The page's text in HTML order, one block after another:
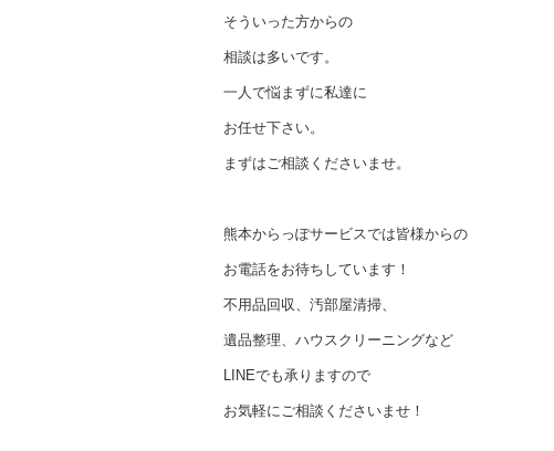
そういった方からの
相談は多いです。
一人で悩まずに私達に
お任せ下さい。
まずはご相談くださいませ。
熊本からっぽサービスでは皆様からの
お電話をお待ちしています！
不用品回収、汚部屋清掃、
遺品整理、ハウスクリーニングなど
LINEでも承りますので
お気軽にご相談くださいませ！